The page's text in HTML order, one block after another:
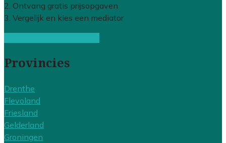
2. Ontvang gratis prijsopgaven
3. Vergelijk en kies een mediator
Provincies
Drenthe
Flevoland
Friesland
Gelderland
Groningen